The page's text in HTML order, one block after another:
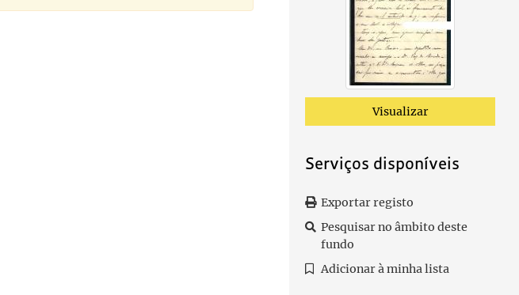
Visualizar
Serviços disponíveis
Exportar registo
Pesquisar no âmbito deste
fundo
Adicionar à minha lista